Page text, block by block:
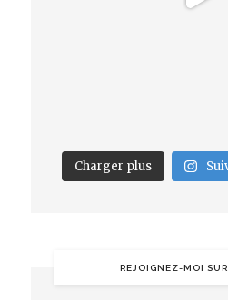
Charger plus
REJOIGNEZ-MOI